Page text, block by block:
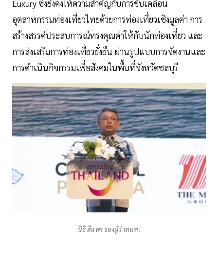
Luxury ซึ่งยังคงให้ความสำคัญกับการขับเคลื่อน
อุตสาหกรรมท่องเที่ยวไทยด้วยการท่องเที่ยวเชิงมูลค่า การ
สร้างสรรค์ประสบการณ์ทรงคุณค่าให้กับนักท่องเที่ยว และ
การส่งเสริมการท่องเที่ยวยั่งยืน ผ่านรูปแบบการจัดงานและ
การดำเนินกิจกรรมเพื่อสังคมในพื้นที่จังหวัดชลบุรี
นิธี สีแพร รองผู้ว่าททท.